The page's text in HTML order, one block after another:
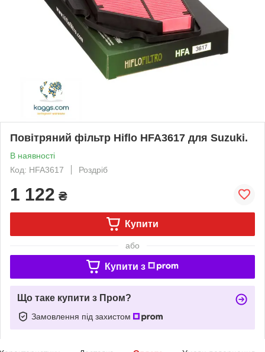
Повітряний фільтр Hiflo HFA3617 для Suzuki.
В наявності
Код: HFA3617
Роздріб
1 122 ₴
Купити
або
Купити з
Що таке купити з Пром?
Замовлення під захистом